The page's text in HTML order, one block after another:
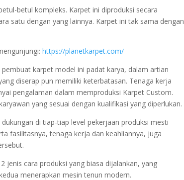
betul kompleks. Karpet ini diproduksi secara
satu dengan yang lainnya. Karpet ini tak sama dengan
https://planetkarpet.com/
karpet model ini padat karya, dalam artian
diserap pun memiliki keterbatasan. Tenaga kerja
pengalaman dalam memproduksi Karpet Custom.
yang sesuai dengan kualifikasi yang diperlukan.
di tiap-tiap level pekerjaan produksi mesti
fasilitasnya, tenaga kerja dan keahliannya, juga
jenis cara produksi yang biasa dijalankan, yang
menerapkan mesin tenun modern.